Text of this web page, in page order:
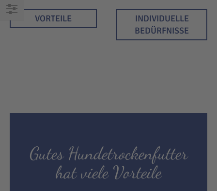
EINKAUFENVORTEILE
INDIVIDUELLE
BEDÜRFNISSE
Gutes Hundetrockenfutter
hat viele Vorteile